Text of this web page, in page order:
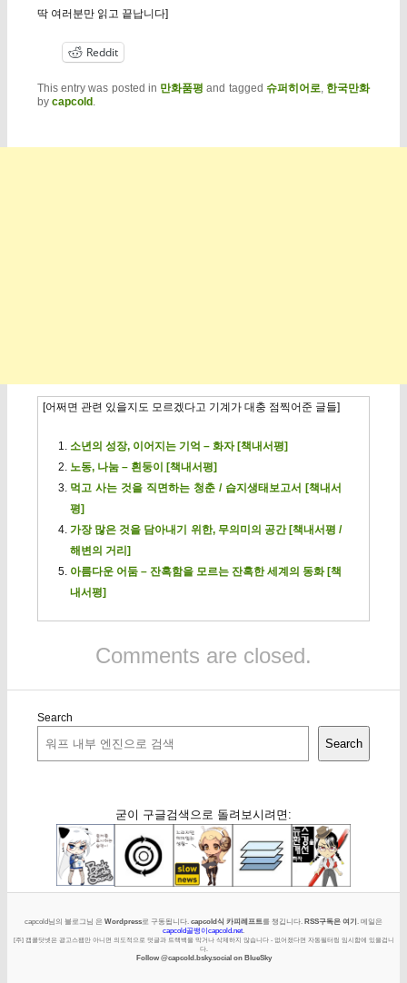
딱 여러분만 읽고 끝납니다]
Reddit
This entry was posted in 만화품평 and tagged 슈퍼히어로, 한국만화
by capcold .
[어쩌면 관련 있을지도 모르겠다고 기계가 대충 점찍어준 글들]
소년의 성장, 이어지는 기억 – 화자 [책내서평]
노동, 나눔 – 흰둥이 [책내서평]
먹고 사는 것을 직면하는 청춘 / 습지생태보고서 [책내서
평]
가장 많은 것을 담아내기 위한, 무의미의 공간 [책내서평 /
해변의 거리]
아름다운 어둠 – 잔혹함을 모르는 잔혹한 세계의 동화 [책
내서평]
Comments are closed.
Search
Search
굳이 구글검색으로 돌려보시려면:
capcold님의 블로그님 은 Wordpress로 구동됩니다. capcold식 카피레프트를 챙깁니다. RSS구독은 여기. 메일은
capcold골뱅이capcold.net.
[주] 캡콜닷넷은 광고스팸만 아니면 의도적으로 덧글과 트랙백을 막거나 삭제하지 않습니다 - 없어졌다면 자동필터링 임시함에 있을겁니
다.
Follow @capcold.bsky.social on BlueSky